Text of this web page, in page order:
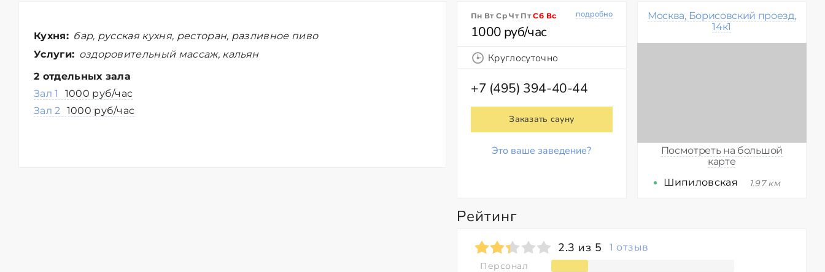
Кухня: бар, русская кухня, ресторан, разливное пиво
Услуги: оздоровительный массаж, кальян
2 отдельных зала
Зал 1
1000 руб/час
Зал 2 1000 руб/час
подробно
Пн Вт Ср Чт ПтСб Вс
1000 руб/час
Круглосуточно
+7 (495) 394-40-44
Заказать сауну
Это ваше заведение?
Москва, Борисовский проезд,
14к1
Посмотреть на большой
карте
Шипиловская
1.97 км
Рейтинг
2.3 из 5 1 отзыв
Персонал